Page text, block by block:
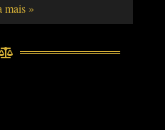
mais »